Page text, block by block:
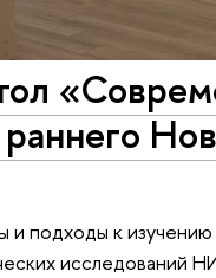
подходы к
исследований